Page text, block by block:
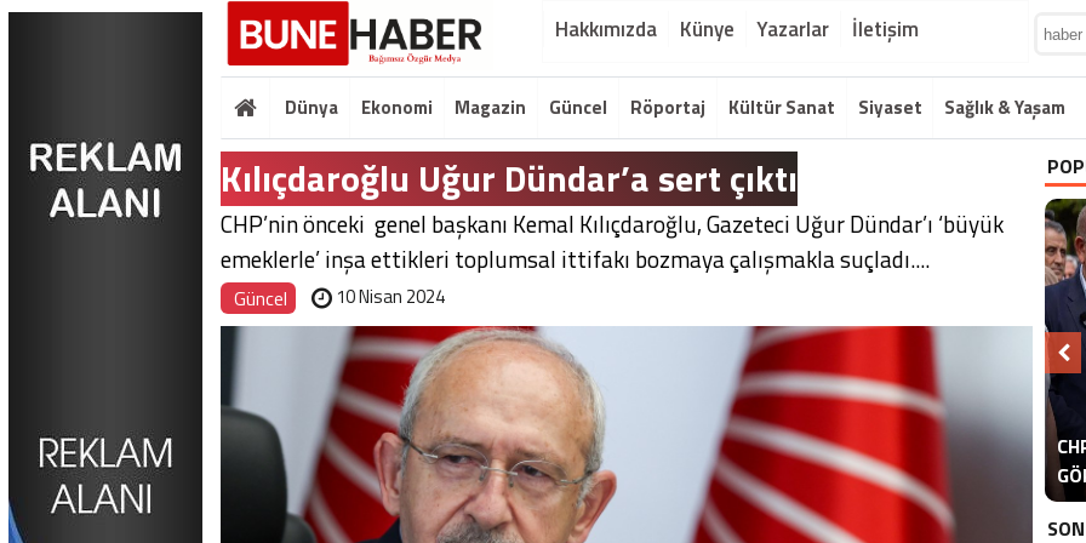
Hakkımızda Künye Yazarlar İletişim
Dünya Ekonomi Magazin Güncel Röportaj Kültür Sanat Siyaset Sağlık & Yaşam
Kılıçdaroğlu Uğur Dündar’a sert çıktı
CHP’nin önceki genel başkanı Kemal Kılıçdaroğlu, Gazeteci Uğur Dündar’ı ‘büyük
emeklerle’ inşa ettikleri toplumsal ittifakı bozmaya çalışmakla suçladı....
Güncel 10 Nisan 2024